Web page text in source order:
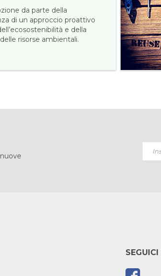
da parte della
di un approccio proattivo
e della
risorse ambientali.
SEGUICI